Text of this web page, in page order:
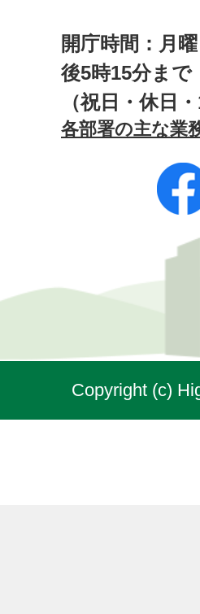
開庁時間：月
後5時15分まで
（祝日・休日
各部署の主な業
Copyright (c)